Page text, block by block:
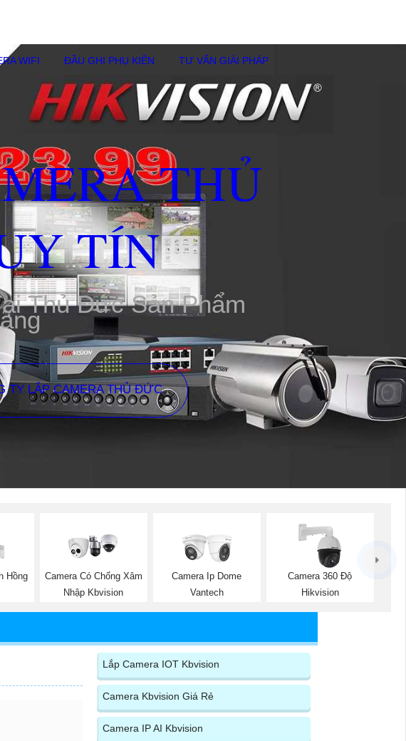
WIFI ĐẦU GHI PHỤ KIÊN TƯ VẤN GIẢI PHÁP
THỦ
TÍN
Thủ Đức Sản Phẩm
TY LẮP CAMERA THỦ ĐỨC
Hồng
Camera Có Chống Xâm
Nhập Kbvision
Camera Ip Dome
Vantech
Camera 360 Độ
Hikvision
Lắp Camera IOT Kbvision
Camera Kbvision Giá Rẻ
Camera IP AI Kbvision